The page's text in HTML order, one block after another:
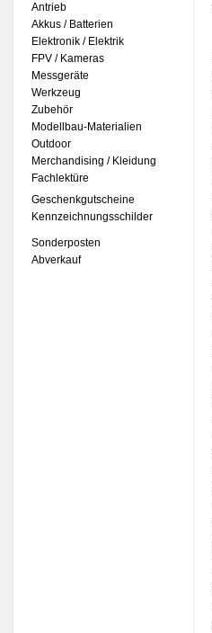
Antrieb
Akkus / Batterien
Elektronik / Elektrik
FPV / Kameras
Messgeräte
Werkzeug
Zubehör
Modellbau-Materialien
Outdoor
Merchandising / Kleidung
Fachlektüre
Geschenkgutscheine
Kennzeichnungsschilder
Sonderposten
Abverkauf